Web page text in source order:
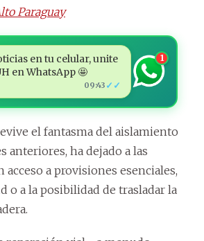
Paraguay
en tu celular, unite
en WhatsApp 🤩
09:43 ✓✓
1
el fantasma del aislamiento
anteriores, ha dejado a las
acceso a provisiones esenciales,
o a la posibilidad de trasladar la